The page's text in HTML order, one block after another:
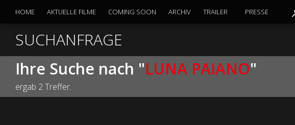
SUCHANFRAGE
Ihre Suche nach "LUNA PAIANO"
ergab 2 Treffer.
HOME AKTUELLE FILME COMING SOON ARCHIV TRAILER PRESSE